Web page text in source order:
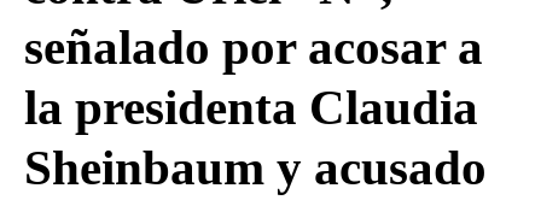
señalado por acosar a
la presidenta Claudia
Sheinbaum y acusado